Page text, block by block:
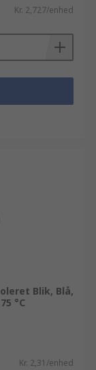
Kr. 2,727/enhed
Blik, Blå,
°C
Kr. 2,31/enhed